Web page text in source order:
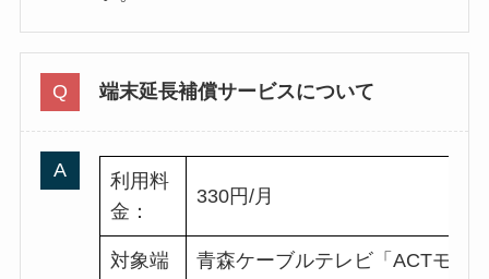
端末延長補償サービスについて
利用料
金：
330円/月
対象端
青森ケーブルテレビ「ACTモバ